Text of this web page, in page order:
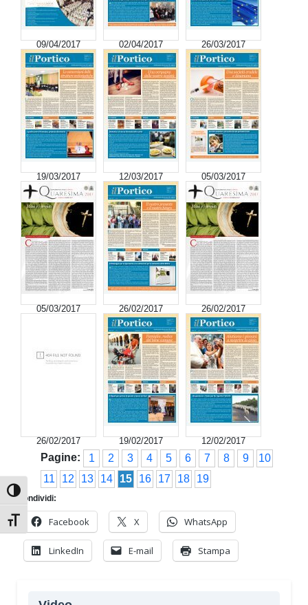
Attiva/disattiva alto contrasto
Attiva/disattiva dimensione testo
09/04/2017 02/04/2017 26/03/2017
19/03/2017 12/03/2017 05/03/2017
05/03/2017 26/02/2017 26/02/2017
26/02/2017 19/02/2017 12/02/2017
Pagine: 1 2 3 4 5 6 7 8 9
10
11
12 13 14 15 16 17 18 19
Condividi:
Facebook X WhatsApp
LinkedIn E-mail Stampa